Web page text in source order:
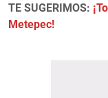
TE SUGERIMOS:
Metepec!